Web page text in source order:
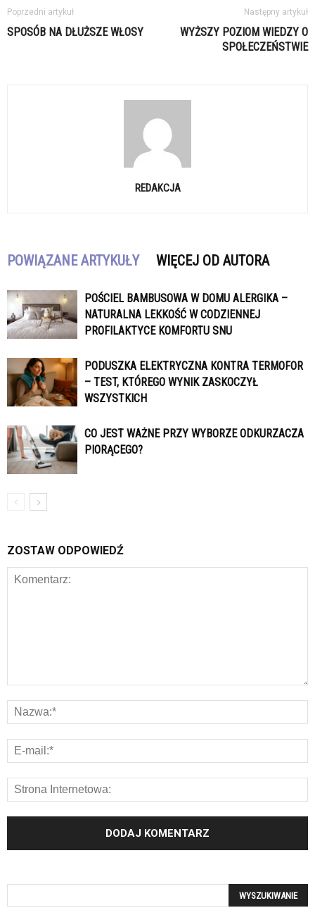
Poprzedni artykuł
SPOSÓB NA DŁUŻSZE WŁOSY
Następny artykuł
WYŻSZY POZIOM WIEDZY O
SPOŁECZEŃSTWIE
REDAKCJA
POWIĄZANE ARTYKUŁY WIĘCEJ OD AUTORA
POŚCIEL BAMBUSOWA W DOMU ALERGIKA –
NATURALNA LEKKOŚĆ W CODZIENNEJ
PROFILAKTYCE KOMFORTU SNU
PODUSZKA ELEKTRYCZNA KONTRA TERMOFOR
– TEST, KTÓREGO WYNIK ZASKOCZYŁ
WSZYSTKICH
CO JEST WAŻNE PRZY WYBORZE ODKURZACZA
PIORĄCEGO?
ZOSTAW ODPOWIEDŹ